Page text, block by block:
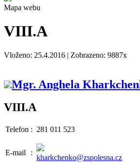
Mapa webu
VIII.A
Vloženo: 25.4.2016 | Zobrazeno: 9887x
Mgr. Anghela
VIII.A
Telefon : 281 011 523
E-mail :
kharkchenko@zspolesna.cz